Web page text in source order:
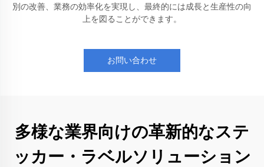
別の改善、業務の効率化を実現し、最終的には成長と生産性の向
上を図ることができます。
お問い合わせ
多様な業界向けの革新的なステ
ッカー・ラベルソリューション